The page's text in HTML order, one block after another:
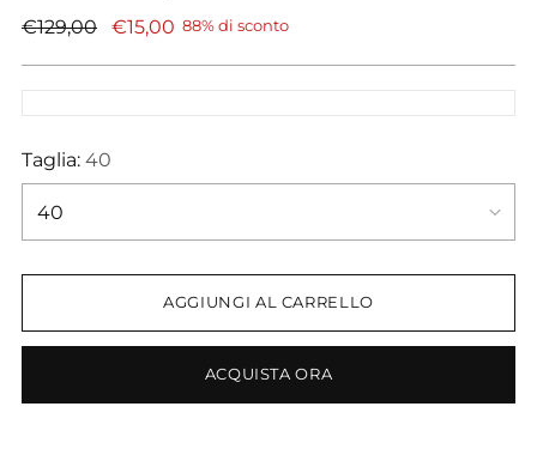
Prezzo
€129,00 €15,00 88% di sconto
Taglia: 40
AGGIUNGI AL CARRELLO
ACQUISTA ORA